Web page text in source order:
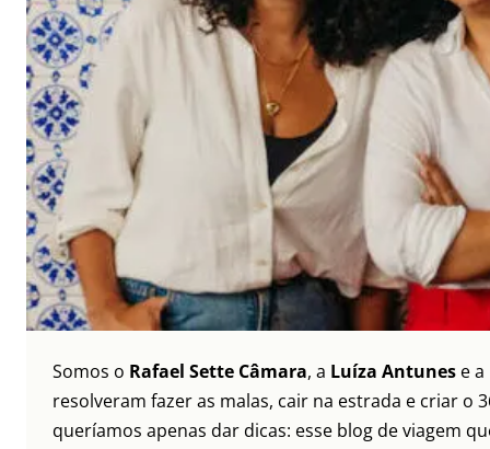
Somos o Rafael Sette Câmara, a Luíza Antunes e a
resolveram fazer as malas, cair na estrada e criar o
queríamos apenas dar dicas: esse blog de viagem